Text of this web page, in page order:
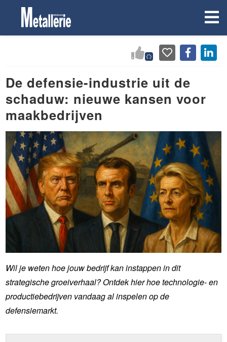
De defensie-industrie uit de
schaduw: nieuwe kansen voor
maakbedrijven
Wil je weten hoe jouw bedrijf kan instappen in dit
strategische groeiverhaal? Ontdek hier hoe technologie- en
productiebedrijven vandaag al inspelen op de
defensiemarkt.